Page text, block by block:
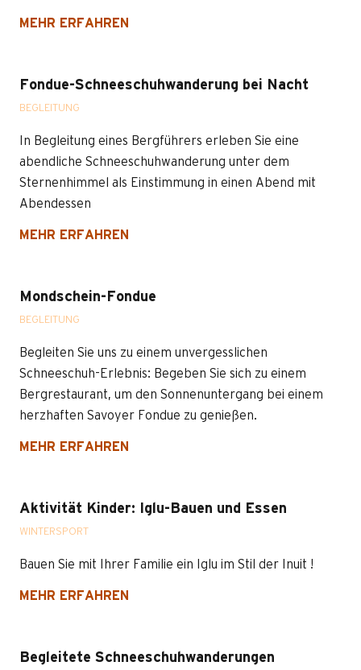
MEHR ERFAHREN
Fondue-Schneeschuhwanderung bei Nacht
BEGLEITUNG
In Begleitung eines Bergführers erleben Sie eine
abendliche Schneeschuhwanderung unter dem
Sternenhimmel als Einstimmung in einen Abend mit
Abendessen
MEHR ERFAHREN
Mondschein-Fondue
BEGLEITUNG
Begleiten Sie uns zu einem unvergesslichen
Schneeschuh-Erlebnis: Begeben Sie sich zu einem
Bergrestaurant, um den Sonnenuntergang bei einem
herzhaften Savoyer Fondue zu genießen.
MEHR ERFAHREN
Aktivität Kinder: Iglu-Bauen und Essen
WINTERSPORT
Bauen Sie mit Ihrer Familie ein Iglu im Stil der Inuit !
MEHR ERFAHREN
Begleitete Schneeschuhwanderungen